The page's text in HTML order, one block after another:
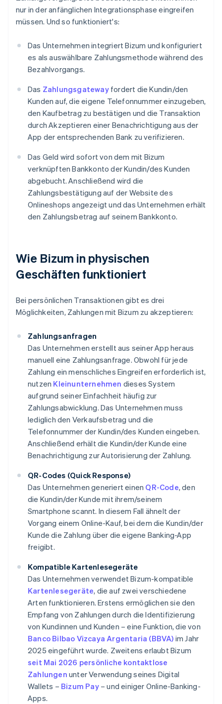
nur in der anfänglichen Integrationsphase eingreifen
müssen. Und so funktioniert's:
Das Unternehmen integriert Bizum und konfiguriert
es als auswählbare Zahlungsmethode während des
Bezahlvorgangs.
Das Zahlungsgatewayfordert die Kundin/den
Kunden auf, die eigene Telefonnummer einzugeben,
den Kaufbetrag zu bestätigen und die Transaktion
durch Akzeptieren einer Benachrichtigung aus der
App der entsprechenden Bank zu verifizieren.
Das Geld wird sofort von dem mit Bizum
verknüpften Bankkonto der Kundin/des Kunden
abgebucht. Anschließend wird die
Zahlungsbestätigung auf der Website des
Onlineshops angezeigt und das Unternehmen erhält
den Zahlungsbetrag auf seinem Bankkonto.
Wie Bizum in physischen
Geschäften funktioniert
Bei persönlichen Transaktionen gibt es drei
Möglichkeiten, Zahlungen mit Bizum zu akzeptieren:
Zahlungsanfragen
Das Unternehmen erstellt aus seiner App heraus
manuell eine Zahlungsanfrage. Obwohl für jede
Zahlung ein menschliches Eingreifen erforderlich ist,
nutzen Kleinunternehmen dieses System
aufgrund seiner Einfachheit häufig zur
Zahlungsabwicklung. Das Unternehmen muss
lediglich den Verkaufsbetrag und die
Telefonnummer der Kundin/des Kunden eingeben.
Anschließend erhält die Kundin/der Kunde eine
Benachrichtigung zur Autorisierung der Zahlung.
QR-Codes (Quick Response)
Das Unternehmen generiert einen QR-Code, den
die Kundin/der Kunde mit ihrem/seinem
Smartphone scannt. In diesem Fall ähnelt der
Vorgang einem Online-Kauf, bei dem die Kundin/der
Kunde die Zahlung über die eigene Banking-App
freigibt.
Kompatible Kartenlesegeräte
Das Unternehmen verwendet Bizum-kompatible
Kartenlesegeräte, die auf zwei verschiedene
Arten funktionieren. Erstens ermöglichen sie den
Empfang von Zahlungen durch die Identifizierung
von Kundinnen und Kunden – eine Funktion, die von
Banco Bilbao Vizcaya Argentaria (BBVA) im Jahr
2025 eingeführt wurde. Zweitens erlaubt Bizum
seit Mai 2026 persönliche kontaktlose
Zahlungen unter Verwendung seines Digital
Wallets – Bizum Pay– und einiger Online-Banking-
Apps.